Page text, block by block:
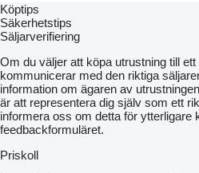
Köptips
Säkerhetstips
Säljarverifiering
Om du väljer att köpa utrustning till
kommunicerar med den riktiga
information om ägaren av
är att representera dig själv som ett
informera oss om detta för ytterligare
feedbackformuläret.
Priskoll